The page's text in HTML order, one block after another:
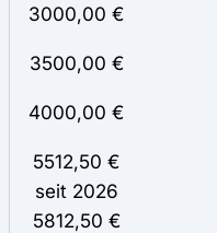
3000,00 €
3500,00 €
4000,00 €
5512,50 €
seit 2026
5812,50 €